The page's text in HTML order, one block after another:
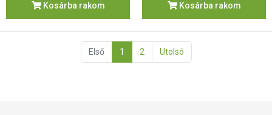
Kosárba rakom Kosárba rakom
Első 1 2 Utolsó